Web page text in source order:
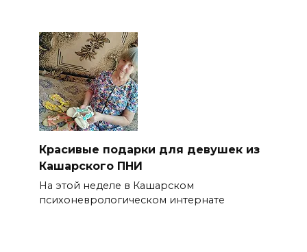
Красивые подарки для девушек из
Кашарского ПНИ
На этой неделе в Кашарском
психоневрологическом интернате